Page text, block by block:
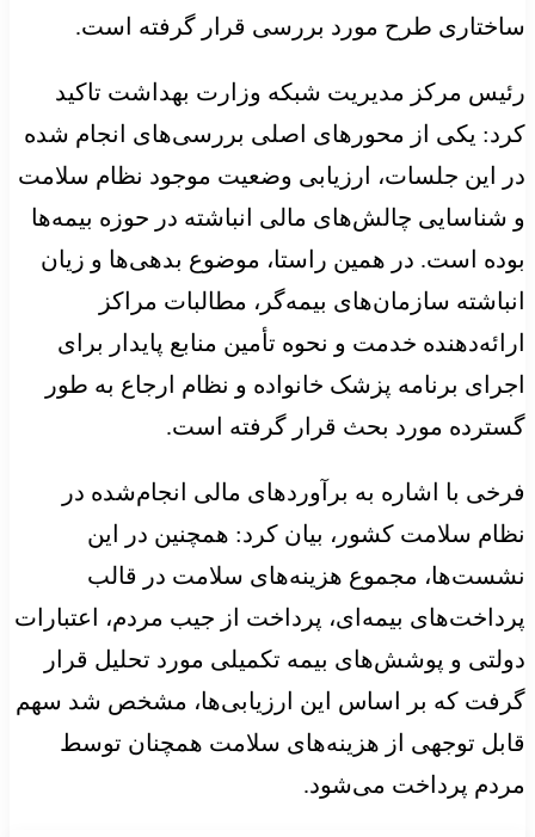
ساختاری طرح مورد بررسی قرار گرفته است.
رئیس مرکز مدیریت شبکه وزارت بهداشت تاکید
کرد: یکی از محورهای اصلی بررسی‌های انجام شده
در این جلسات، ارزیابی وضعیت موجود نظام سلامت
و شناسایی چالش‌های مالی انباشته در حوزه بیمه‌ها
بوده است. در همین راستا، موضوع بدهی‌ها و زیان
انباشته سازمان‌های بیمه‌گر، مطالبات مراکز
ارائه‌دهنده خدمت و نحوه تأمین منابع پایدار برای
اجرای برنامه پزشک خانواده و نظام ارجاع به طور
گسترده مورد بحث قرار گرفته است.
فرخی با اشاره به برآوردهای مالی انجام‌شده در
نظام سلامت کشور، بیان کرد: همچنین در این
نشست‌ها، مجموع هزینه‌های سلامت در قالب
پرداخت‌های بیمه‌ای، پرداخت از جیب مردم، اعتبارات
دولتی و پوشش‌های بیمه تکمیلی مورد تحلیل قرار
گرفت که بر اساس این ارزیابی‌ها، مشخص شد سهم
قابل توجهی از هزینه‌های سلامت همچنان توسط
مردم پرداخت می‌شود.